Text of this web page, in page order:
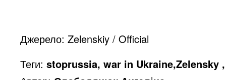
Джерело:Zelenskiy / Official
Теги:stoprussia, war in Ukraine,Zelensky ,